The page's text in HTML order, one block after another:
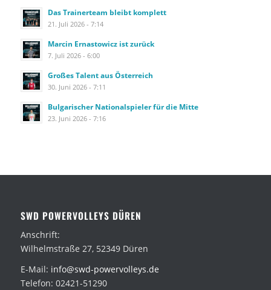
Das Trainerteam bleibt komplett
21. Juli 2026 - 7:14
Marcin Ernastowicz ist zurück
7. Juli 2026 - 6:00
Großes Talent aus Österreich
30. Juni 2026 - 7:11
Bulgarischer Nationalspieler für die Mitte
23. Juni 2026 - 7:16
SWD POWERVOLLEYS DÜREN
Anschrift:
Wilhelmstraße 27, 52349 Düren
E-Mail: info@swd-powervolleys.de
Telefon: 02421-51290